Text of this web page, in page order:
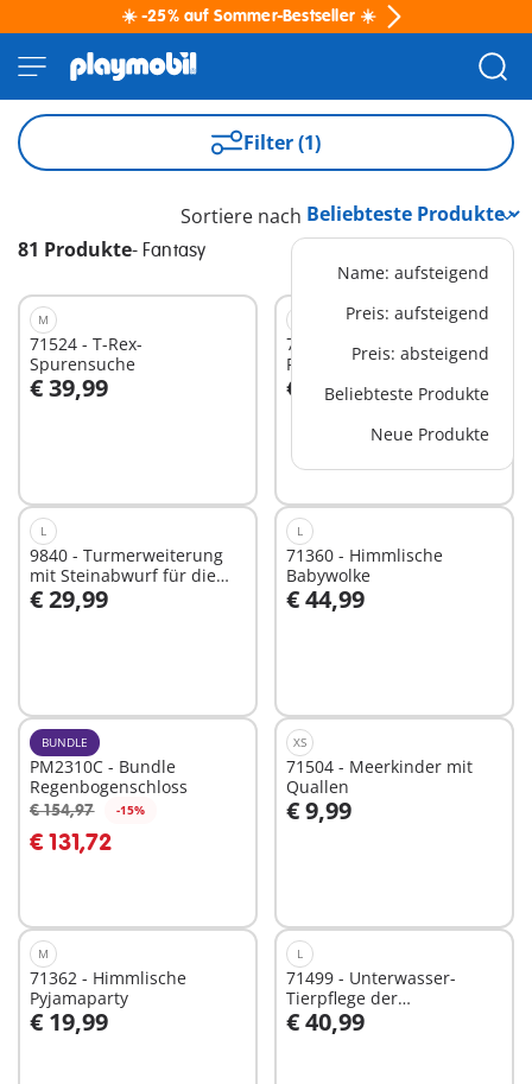
☀️ -25% auf Sommer-Bestseller ☀️
Filter (1)
81 Produkte- Fantasy
Sortiere nach
Name: aufsteigend
Preis: aufsteigend
Preis: absteigend
Beliebteste Produkte
Neue Produkte
M
71524 - T-Rex-
Spurensuche
€ 39,99
In den Warenkorb
71359 - Himmlisches
Regenbogenschloss
€ 89,99
In den Warenkorb
L
9840 - Turmerweiterung
mit Steinabwurf für die
Große Burg von
Novelmore
€ 29,99
In den Warenkorb
L
71360 - Himmlische
Babywolke
€ 44,99
In den Warenkorb
BUNDLE
PM2310C - Bundle
Regenbogenschloss
€ 154,97 -15%
€ 131,72
In den Warenkorb
XS
71504 - Meerkinder mit
Quallen
€ 9,99
In den Warenkorb
M
71362 - Himmlische
Pyjamaparty
€ 19,99
In den Warenkorb
L
71499 - Unterwasser-
Tierpflege der
Meeresbewohner
€ 40,99
In den Warenkorb